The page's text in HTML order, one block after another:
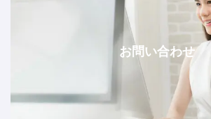
お問い合わせ